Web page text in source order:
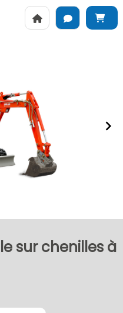
sur chenilles à